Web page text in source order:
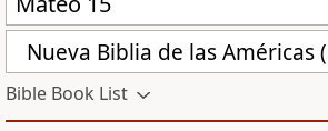
Nueva Biblia de las Américas
Bible Book List